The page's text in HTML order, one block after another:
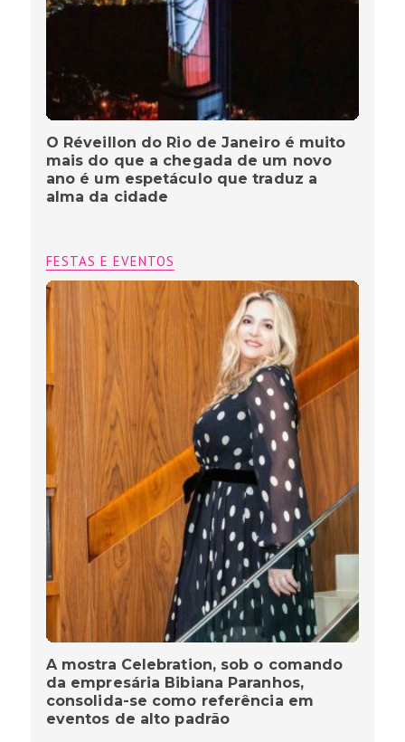
O Réveillon do Rio de Janeiro é muito
mais do que a chegada de um novo
ano é um espetáculo que traduz a
alma da cidade
FESTAS E EVENTOS
A mostra Celebration, sob o comando
da empresária Bibiana Paranhos,
consolida-se como referência em
eventos de alto padrão